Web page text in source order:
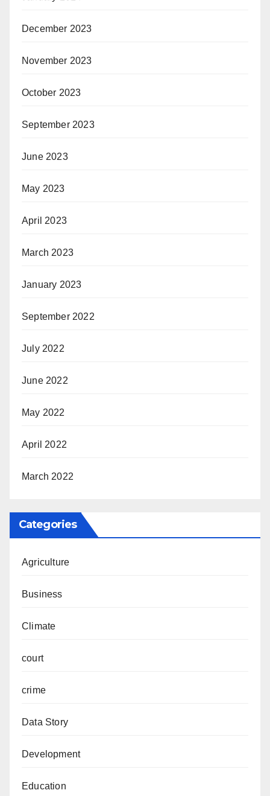
December 2023
November 2023
October 2023
September 2023
June 2023
May 2023
April 2023
March 2023
January 2023
September 2022
July 2022
June 2022
May 2022
April 2022
March 2022
Categories
Agriculture
Business
Climate
court
crime
Data Story
Development
Education